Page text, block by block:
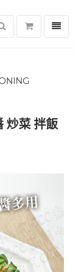
選單
炒菜 拌飯